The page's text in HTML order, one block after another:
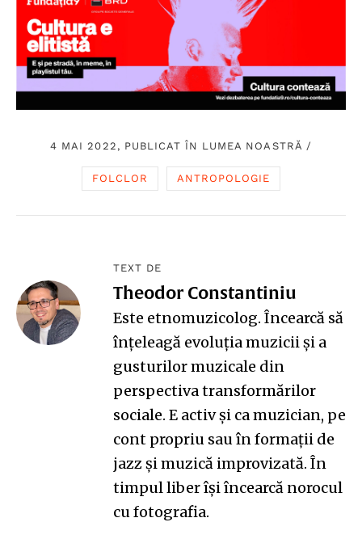
4 MAI 2022, PUBLICAT ÎN LUMEA NOASTRĂ /
FOLCLOR ANTROPOLOGIE
TEXT DE
Theodor Constantiniu
Este etnomuzicolog. Încearcă să
înţeleagă evoluţia muzicii şi a
gusturilor muzicale din
perspectiva transformărilor
sociale. E activ şi ca muzician, pe
cont propriu sau în formaţii de
jazz şi muzică improvizată. În
timpul liber îşi încearcă norocul
cu fotografia.